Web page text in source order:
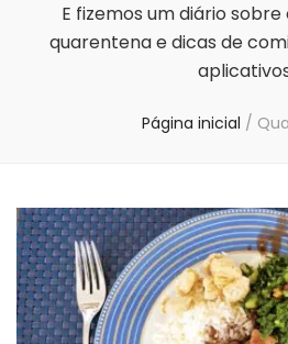
E fizemos um diário
quarentena e dicas de
Página inicial /